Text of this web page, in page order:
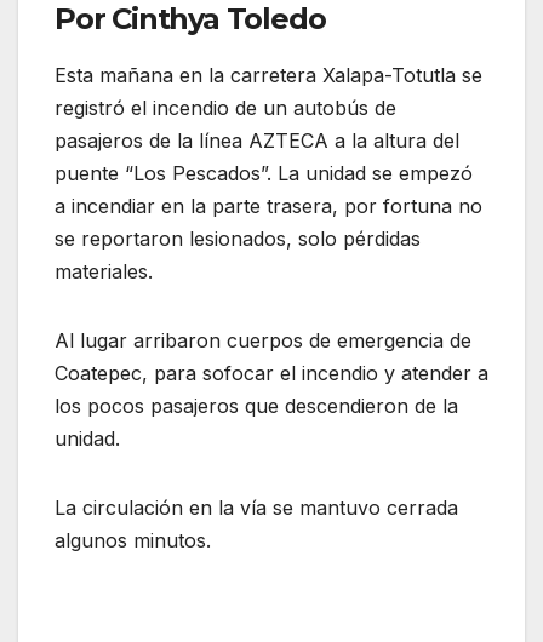
Por Cinthya Toledo
Esta mañana en la carretera Xalapa-Totutla se
registró el incendio de un autobús de
pasajeros de la línea AZTECA a la altura del
puente “Los Pescados”. La unidad se empezó
a incendiar en la parte trasera, por fortuna no
se reportaron lesionados, solo pérdidas
materiales.
Al lugar arribaron cuerpos de emergencia de
Coatepec, para sofocar el incendio y atender a
los pocos pasajeros que descendieron de la
unidad.
La circulación en la vía se mantuvo cerrada
algunos minutos.